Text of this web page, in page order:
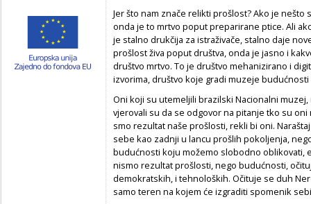
Jer što nam znače relikti prošlost? Ako je nešto
onda je to mrtvo poput preparirane ptice. Ali
je stalno drukčija za istraživače, stalno daje
prošlost živa poput društva, onda je jasno i
društvo mrtvo. To je društvo mehanizirano i
izvorima, društvo koje gradi muzeje
Oni koji su utemeljili brazilski Nacionalni
vjerovali su da se odgovor na pitanje tko su
smo rezultat naše prošlosti, rekli bi oni.
sebe kao zadnji u lancu prošlih pokoljenja,
budućnosti koju možemo slobodno oblikovati,
nismo rezultat prošlosti, nego budućnosti,
demokratskih, i tehnoloških. Očituje se duh
samo teren na kojem će izgraditi spomenik